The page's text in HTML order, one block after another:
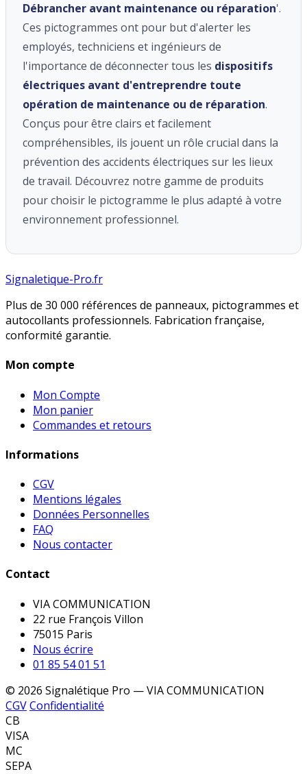
Débrancher avant maintenance ou réparation'.
Ces pictogrammes ont pour but d'alerter les
employés, techniciens et ingénieurs de
l'importance de déconnecter tous les dispositifs
électriques avant d'entreprendre toute
opération de maintenance ou de réparation.
Conçus pour être clairs et facilement
compréhensibles, ils jouent un rôle crucial dans la
prévention des accidents électriques sur les lieux
de travail. Découvrez notre gamme de produits
pour choisir le pictogramme le plus adapté à votre
environnement professionnel.
Signaletique-Pro.fr
Plus de 30 000 références de panneaux, pictogrammes et
autocollants professionnels. Fabrication française,
conformité garantie.
Mon compte
Mon Compte
Mon panier
Commandes et retours
Informations
CGV
Mentions légales
Données Personnelles
FAQ
Nous contacter
Contact
VIA COMMUNICATION
22 rue François Villon
75015 Paris
Nous écrire
01 85 54 01 51
© 2026 Signalétique Pro — VIA COMMUNICATION
CGVConfidentialité
CB
VISA
MC
SEPA